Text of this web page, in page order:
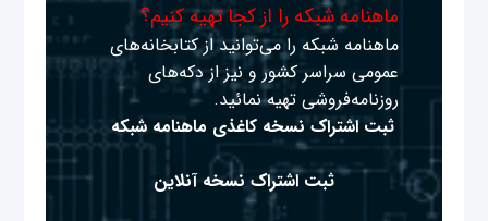
ماهنامه شبکه را از کجا تهیه کنیم؟
ماهنامه شبکه را می‌توانید از کتابخانه‌های
عمومی سراسر کشور و نیز از دکه‌های
روزنامه‌فروشی تهیه نمائید.
ثبت اشتراک نسخه کاغذی ماهنامه شبکه
ثبت اشتراک نسخه آنلاین